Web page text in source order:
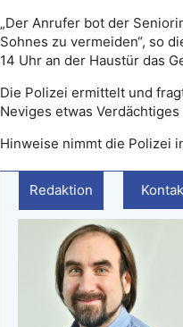
„Der Anrufer bot der
Sohnes zu vermeiden“, so
14 Uhr an der Haustür das
Die Polizei ermittelt und
Neviges etwas
Hinweise nimmt die Polizei
Redaktion